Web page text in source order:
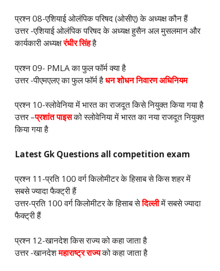
प्रश्न 08-एशियाई ओलंपिक परिषद (ओसीए) के अध्यक्ष कौन हैं
उत्तर -एशियाई ओलंपिक परिषद के अध्यक्ष हुसैन अल मुसलमान और
कार्यकारी अध्यक्षरंधीर सिंहहै
प्रश्न 09- PMLA का फुल फॉर्म क्या है
उत्तर -पीएमएलए का फुल फॉर्म हैधन शोधन निवारण अधिनियम
प्रश्न 10-स्लोवेनिया में भारत का राजदूत किसे नियुक्त किया गया है
उत्तर –प्रशांत पाइसको स्लोवेनिया में भारत का नया राजदूत नियुक्त
किया गया है
Latest Gk Questions all competition exam
प्रश्न 11-प्रति 100 वर्ग किलोमीटर के हिसाब से किस शहर में
सबसे ज्यादा फैक्ट्री हैं
उत्तर-प्रति 100 वर्ग किलोमीटर के हिसाब सेदिल्लीमें सबसे ज्यादा
फैक्ट्री हैं
प्रश्न 12-खानदेश किस राज्य को कहा जाता है
उत्तर -खानदेशमहाराष्ट्र राज्यको कहा जाता है